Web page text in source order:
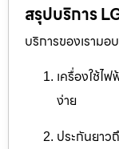
สรุปบริการ
บริการของเรามอ
เครื่องใช้ไ
ง่าย
ประกันยาว